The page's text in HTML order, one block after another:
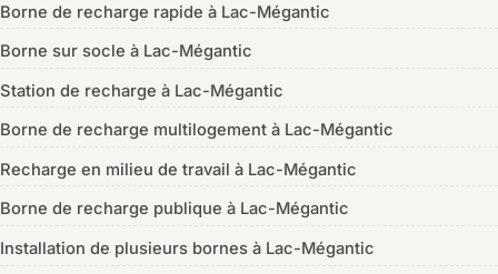
Borne de recharge rapide à Lac-Mégantic
Borne sur socle à Lac-Mégantic
Station de recharge à Lac-Mégantic
Borne de recharge multilogement à Lac-Mégantic
Recharge en milieu de travail à Lac-Mégantic
Borne de recharge publique à Lac-Mégantic
Installation de plusieurs bornes à Lac-Mégantic